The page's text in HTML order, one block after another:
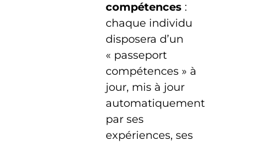
compétences :
chaque individu
disposera d’un
« passeport
compétences » à
jour, mis à jour
automatiquement
par ses
expériences, ses